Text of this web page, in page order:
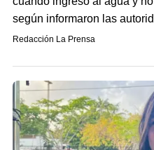
según informaron las
Redacción La Prensa